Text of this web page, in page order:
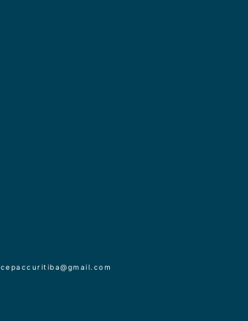
cepaccuritiba@gmail.com